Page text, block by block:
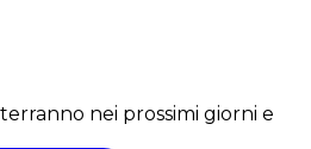
nei prossimi giorni e